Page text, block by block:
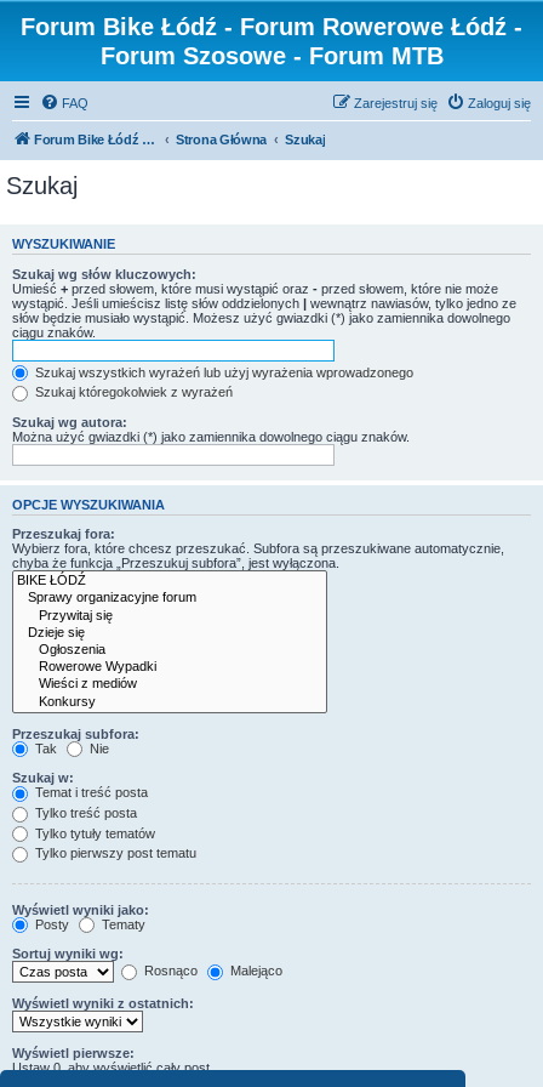
Forum Bike Łódź - Forum Rowerowe Łódź -
Forum Szosowe - Forum MTB
FAQ Zaloguj się
Zarejestruj się
Forum Bike Łódź - Forum Rowerowe Łódź - Forum Szosowe - Forum MTB Strona Główna Szukaj
Szukaj
WYSZUKIWANIE
Szukaj wg słów kluczowych:
Umieść + przed słowem, które musi wystąpić oraz - przed słowem, które nie może
wystąpić. Jeśli umieścisz listę słów oddzielonych | wewnątrz nawiasów, tylko jedno ze
słów będzie musiało wystąpić. Możesz użyć gwiazdki (*) jako zamiennika dowolnego
ciągu znaków.
Szukaj wszystkich wyrażeń lub użyj wyrażenia wprowadzonego
Szukaj któregokolwiek z wyrażeń
Szukaj wg autora:
Można użyć gwiazdki (*) jako zamiennika dowolnego ciągu znaków.
OPCJE WYSZUKIWANIA
Przeszukaj fora:
Wybierz fora, które chcesz przeszukać. Subfora są przeszukiwane automatycznie,
chyba że funkcja „Przeszukuj subfora”, jest wyłączona.
Przeszukaj subfora:
Tak
Nie
Szukaj w:
Temat i treść posta
Tylko treść posta
Tylko tytuły tematów
Tylko pierwszy post tematu
Wyświetl wyniki jako:
Posty
Tematy
Sortuj wyniki wg:
Rosnąco
Malejąco
Wyświetl wyniki z ostatnich:
Wyświetl pierwsze:
Ustaw 0, aby wyświetlić cały post.